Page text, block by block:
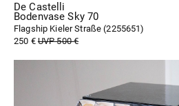
De Castelli
Bodenvase Sky 70
Flagship Kieler Straße (2255651)
250 €UVP 500 €